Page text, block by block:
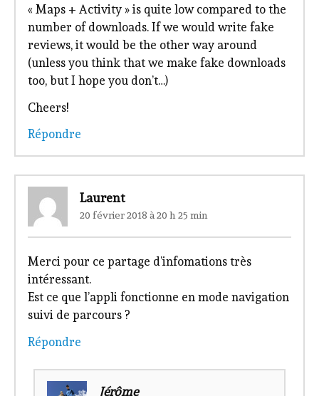
« Maps + Activity » is quite low compared to the
number of downloads. If we would write fake
reviews, it would be the other way around
(unless you think that we make fake downloads
too, but I hope you don’t…)
Cheers!
Répondre
Laurent
20 février 2018 à 20 h 25 min
Merci pour ce partage d’infomations très
intéressant.
Est ce que l’appli fonctionne en mode navigation
suivi de parcours ?
Répondre
Jérôme